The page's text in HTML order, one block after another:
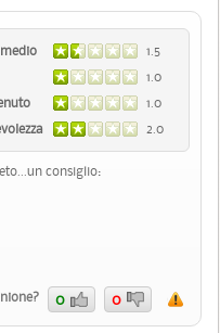
1.5
1.0
1.0
2.0
consiglio:
0 0